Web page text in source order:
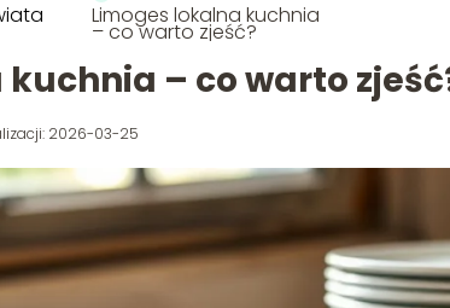
Limoges lokalna kuchnia
– co warto zjeść?
– co warto
2026-03-25